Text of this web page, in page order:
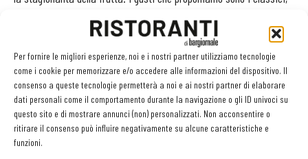
Per fornire le migliori esperienze, noi e i nostri partner utilizziamo tecnologie
come i cookie per memorizzare e/o accedere alle informazioni del dispositivo. Il
consenso a queste tecnologie permetterà a noi e ai nostri partner di elaborare
dati personali come il comportamento durante la navigazione o gli ID univoci su
questo sito e di mostrare annunci (non) personalizzati. Non acconsentire o
ritirare il consenso può influire negativamente su alcune caratteristiche e
funzioni.
dalla fragola al cioccolato, ma prestiamo grande attenzione alla
qualità». Per ciò che riguarda il gelato gastronomico interpretato
da Bertaccini nel Maialino si sbizzarrisce con un carré di maialino
da latte farcito di mortadella cotto a bassa temperatura con
zucchine in crema, saltate e a spiedino e gelato alla mortadella,
fatto con mortadella sia rosolata che cruda, accompagnato da una
cialda di pistacchi.